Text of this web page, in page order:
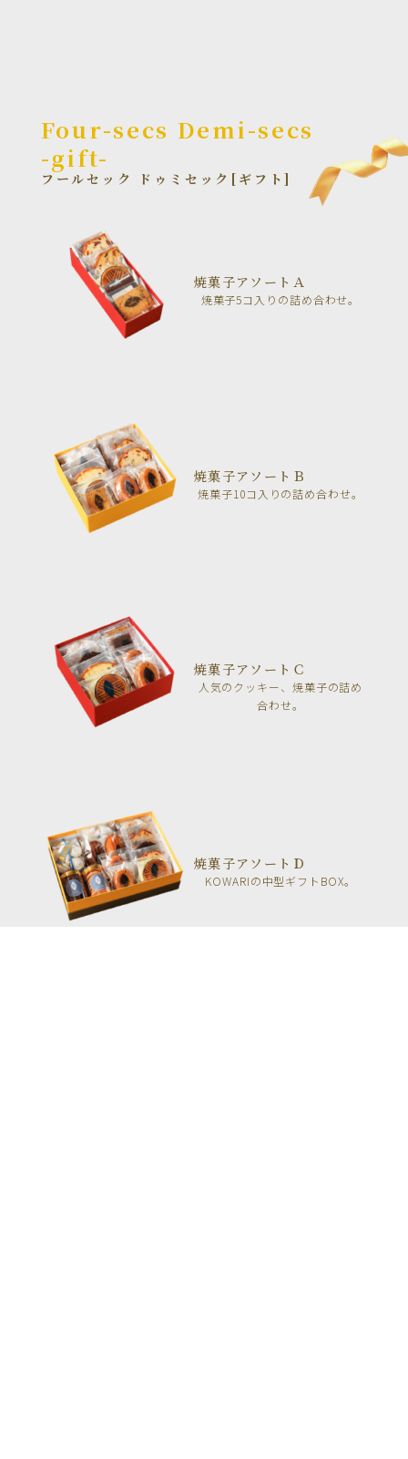
Four-secs Demi-secs
-gift-
フールセック ドゥミセック[ギフト]
焼菓子アソートＡ
焼菓子5コ入りの詰め合わせ。
焼菓子アソートＢ
焼菓子10コ入りの詰め合わせ。
焼菓子アソートＣ
人気のクッキー、焼菓子の詰め
合わせ。
焼菓子アソートＤ
KOWARIの中型ギフトBOX。